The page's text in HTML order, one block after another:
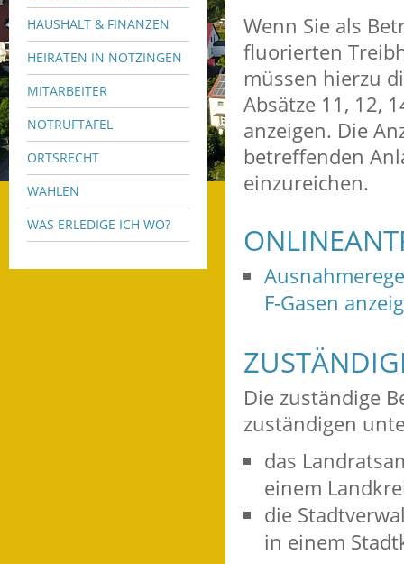
HAUSHALT & FINANZEN
HEIRATEN IN NOTZINGEN
MITARBEITER
NOTRUFTAFEL
ORTSRECHT
WAHLEN
WAS ERLEDIGE ICH WO?
Wenn Sie als
fluorierten
müssen hierzu
Absätze 11, 12,
anzeigen. Die
betreffenden
einzureichen.
F-Gasen
Die zuständige
zuständigen
das
einem
die
in einem